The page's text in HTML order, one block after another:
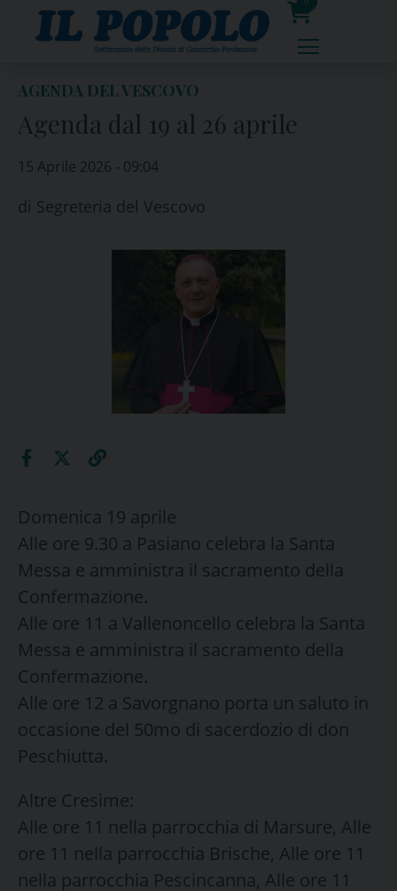
0
prodotti
AGENDA DEL VESCOVO
Agenda dal 19 al 26 aprile
15 Aprile 2026 - 09:04
di Segreteria del Vescovo
Domenica 19 aprile
Alle ore 9.30 a Pasiano celebra la Santa
Messa e amministra il sacramento della
Confermazione.
Alle ore 11 a Vallenoncello celebra la Santa
Messa e amministra il sacramento della
Confermazione.
Alle ore 12 a Savorgnano porta un saluto in
occasione del 50mo di sacerdozio di don
Peschiutta.
Altre Cresime:
Alle ore 11 nella parrocchia di Marsure, Alle
ore 11 nella parrocchia Brische, Alle ore 11
nella parrocchia Pescincanna, Alle ore 11